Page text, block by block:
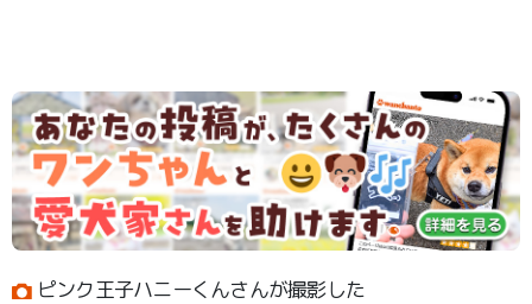
ピンク王子ハニーくんさんが撮影した